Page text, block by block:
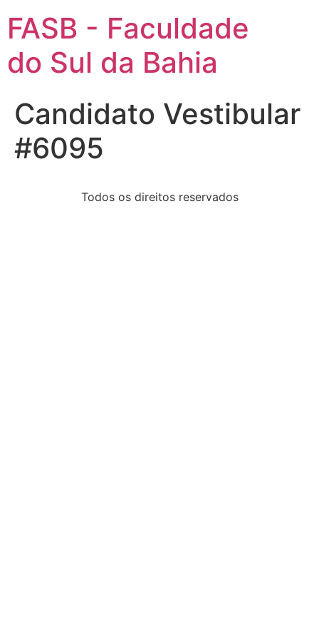
FASB - Faculdade
do Sul da Bahia
Candidato Vestibular
#6095
Todos os direitos reservados